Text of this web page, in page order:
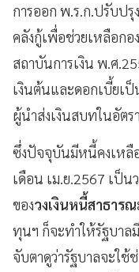
การออก พ.ร.ก.ปรับปรุ
คลังกู้เพื่อช่วยเหลือก
สถาบันการเงิน พ.ศ
เงินต้นและดอกเบี้ยเ
ผู้นำส่งเงินสบทในอัต
ซึ่งปัจจุบันมีหนี้คงเหลื
เดือน เม.ย.2567 เป็
ของวงเงินหนี้สาธารณ
ทุนฯ ก็จะทำให้รัฐบาล
จับตาดูว่ารัฐบาลจะใช้